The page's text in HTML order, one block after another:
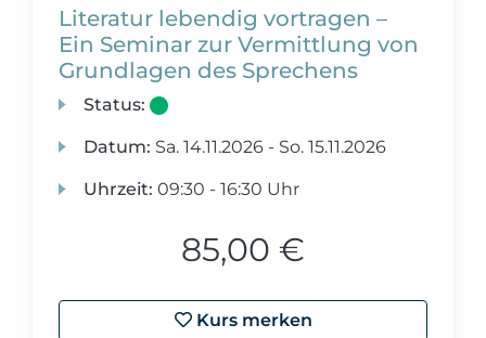
Literatur lebendig vortragen –
Ein Seminar zur Vermittlung von
Grundlagen des Sprechens
Status:
Datum: Sa. 14.11.2026 - So. 15.11.2026
Uhrzeit: 09:30 - 16:30 Uhr
85,00 €
Kurs merken